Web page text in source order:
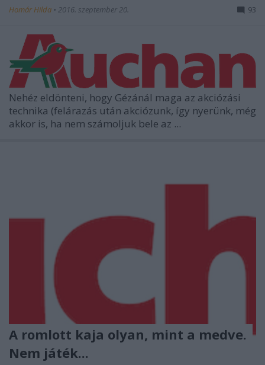
Homár Hilda • 2016. szeptember 20. 93
Nehéz eldönteni, hogy Gézánál maga az akciózási
technika (felárazás után akciózunk, így nyerünk, még
akkor is, ha nem számoljuk bele az ...
A romlott kaja olyan, mint a medve.
Nem játék...